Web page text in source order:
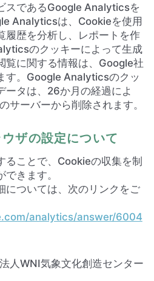
スであるGoogle Analyticsを
Analyticsは、Cookieを使用
履歴を分析し、レポートを作
のクッキーによって生成
覧に関する情報は、Google社
す。Google Analyticsのクッ
ータは、26か月の経過によ
サーバーから削除されます。
ザの設定について
ることで、Cookieの収集を制
きます。
ついては、次のリンクをご
analytics/answer/6004
WNI気象文化創造センター